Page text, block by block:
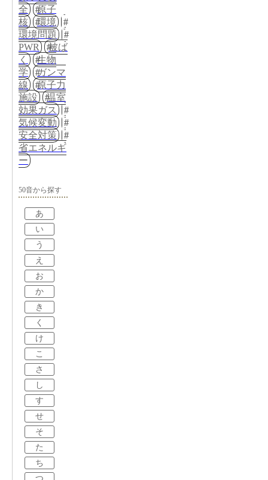
全
原子
核
環境
環境問題
PWR
被ば
く
生物
学
ガンマ
線
原子力
施設
温室
効果ガス
気候変動
安全対策
省エネルギ
ー
50音から探す
あ
い
う
え
お
か
き
く
け
こ
さ
し
す
せ
そ
た
ち